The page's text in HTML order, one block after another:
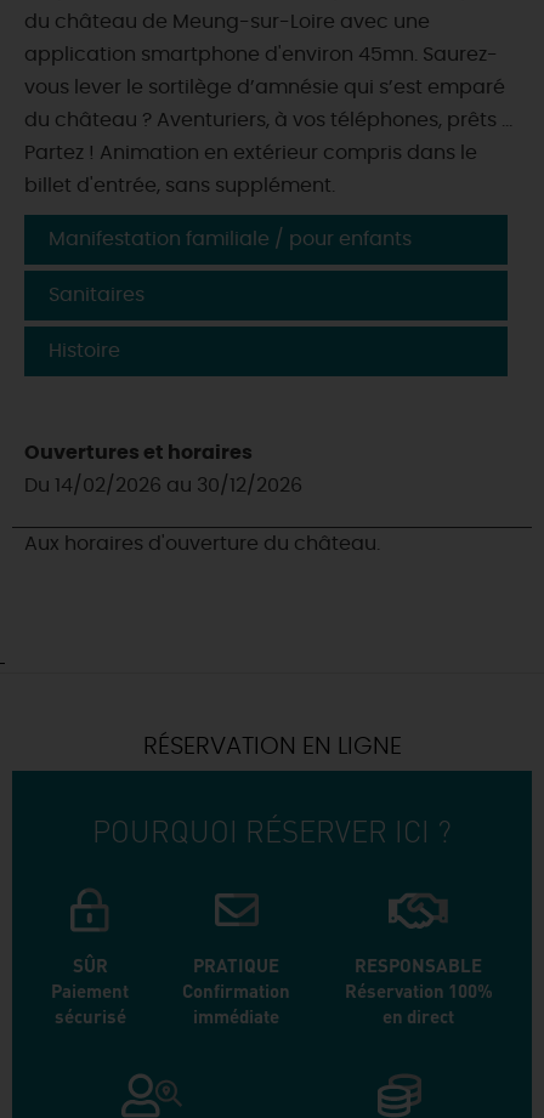
du château de Meung-sur-Loire avec une
application smartphone d'environ 45mn. Saurez-
vous lever le sortilège d’amnésie qui s’est emparé
du château ? Aventuriers, à vos téléphones, prêts …
Partez ! Animation en extérieur compris dans le
billet d'entrée, sans supplément.
Manifestation familiale / pour enfants
Sanitaires
Histoire
Ouvertures et horaires
Du 14/02/2026 au 30/12/2026
Aux horaires d'ouverture du château.
RÉSERVATION EN LIGNE
POURQUOI RÉSERVER ICI ?
SÛR
Paiement
sécurisé
PRATIQUE
Confirmation
immédiate
RESPONSABLE
Réservation 100%
en direct